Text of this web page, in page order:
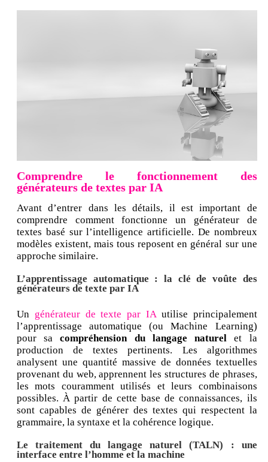
Comprendre le fonctionnement des
générateurs de textes par IA
Avant d’entrer dans les détails, il est important de
comprendre comment fonctionne un générateur de
textes basé sur l’intelligence artificielle. De nombreux
modèles existent, mais tous reposent en général sur une
approche similaire.
L’apprentissage automatique : la clé de voûte des
générateurs de texte par IA
Un générateur de texte par IAutilise principalement
l’apprentissage automatique (ou Machine Learning)
pour sacompréhension du langage naturel et la
production de textes pertinents. Les algorithmes
analysent une quantité massive de données textuelles
provenant du web, apprennent les structures de phrases,
les mots couramment utilisés et leurs combinaisons
possibles. À partir de cette base de connaissances, ils
sont capables de générer des textes qui respectent la
grammaire, la syntaxe et la cohérence logique.
Le traitement du langage naturel (TALN) : une
interface entre l’homme et la machine